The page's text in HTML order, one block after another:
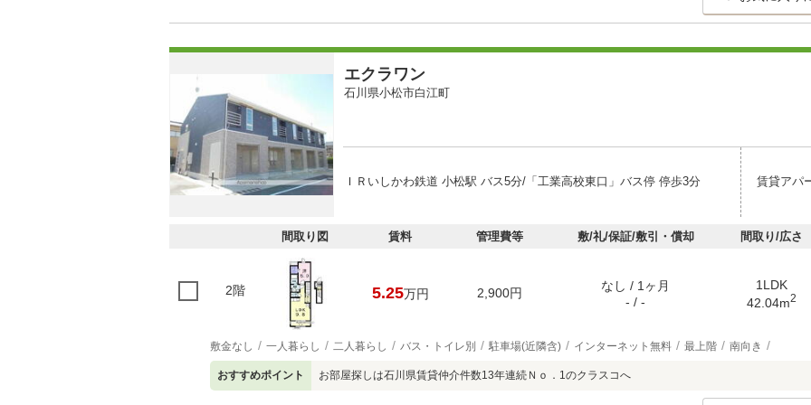
エクラワン
石川県小松市白江町
ＩＲいしかわ鉄道 小松駅 バス5分/「工業高校東口」バス停 停歩3分 賃貸アパ
間取り図 賃料 管理費等 敷/礼/保証/敷引・償却 間取り/広さ
2階 5.25万円 2,900円
なし / 1ヶ月
- / -
1LDK
42.04m2
敷金なし 一人暮らし 二人暮らし バス・トイレ別 駐車場(近隣含) インターネット無料 最上階 南向き
おすすめポイント お部屋探しは石川県賃貸仲介件数13年連続Ｎｏ．1のクラスコへ